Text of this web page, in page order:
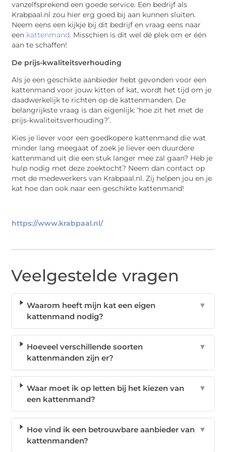
vanzelfsprekend een goede service. Een bedrijf als
Krabpaal.nl zou hier erg goed bij aan kunnen sluiten.
Neem eens een kijkje bij dit bedrijf en vraag eens naar
een kattenmand. Misschien is dit wel dé plek om er één
aan te schaffen!
De prijs-kwaliteitsverhouding
Als je een geschikte aanbieder hebt gevonden voor een
kattenmand voor jouw kitten of kat, wordt het tijd om je
daadwerkelijk te richten op de kattenmanden. De
belangrijkste vraag is dan eigenlijk: ‘hoe zit het met de
prijs-kwaliteitsverhouding?’.
Kies je liever voor een goedkopere kattenmand die wat
minder lang meegaat of zoek je liever een duurdere
kattenmand uit die een stuk langer mee zal gaan? Heb je
hulp nodig met deze zoektocht? Neem dan contact op
met de medewerkers van Krabpaal.nl. Zij helpen jou en je
kat hoe dan ook naar een geschikte kattenmand!
https://www.krabpaal.nl/
Veelgestelde vragen
Waarom heeft mijn kat een eigen
kattenmand nodig?
▼
Hoeveel verschillende soorten
kattenmanden zijn er?
▼
Waar moet ik op letten bij het kiezen van
een kattenmand?
▼
Hoe vind ik een betrouwbare aanbieder van
kattenmanden?
▼